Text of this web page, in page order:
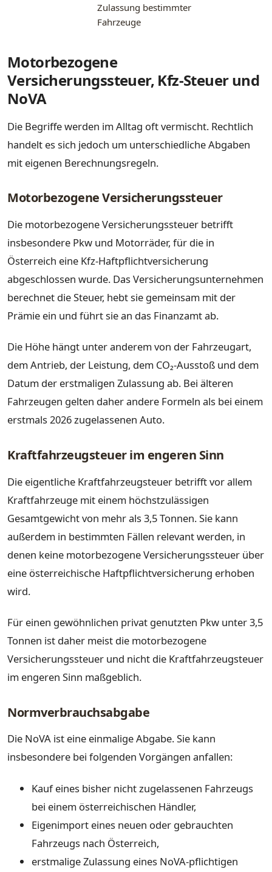
Zulassung bestimmter
Fahrzeuge
Motorbezogene
Versicherungssteuer, Kfz-Steuer und
NoVA
Die Begriffe werden im Alltag oft vermischt. Rechtlich
handelt es sich jedoch um unterschiedliche Abgaben
mit eigenen Berechnungsregeln.
Motorbezogene Versicherungssteuer
Die motorbezogene Versicherungssteuer betrifft
insbesondere Pkw und Motorräder, für die in
Österreich eine Kfz-Haftpflichtversicherung
abgeschlossen wurde. Das Versicherungsunternehmen
berechnet die Steuer, hebt sie gemeinsam mit der
Prämie ein und führt sie an das Finanzamt ab.
Die Höhe hängt unter anderem von der Fahrzeugart,
dem Antrieb, der Leistung, dem CO₂-Ausstoß und dem
Datum der erstmaligen Zulassung ab. Bei älteren
Fahrzeugen gelten daher andere Formeln als bei einem
erstmals 2026 zugelassenen Auto.
Kraftfahrzeugsteuer im engeren Sinn
Die eigentliche Kraftfahrzeugsteuer betrifft vor allem
Kraftfahrzeuge mit einem höchstzulässigen
Gesamtgewicht von mehr als 3,5 Tonnen. Sie kann
außerdem in bestimmten Fällen relevant werden, in
denen keine motorbezogene Versicherungssteuer über
eine österreichische Haftpflichtversicherung erhoben
wird.
Für einen gewöhnlichen privat genutzten Pkw unter 3,5
Tonnen ist daher meist die motorbezogene
Versicherungssteuer und nicht die Kraftfahrzeugsteuer
im engeren Sinn maßgeblich.
Normverbrauchsabgabe
Die NoVA ist eine einmalige Abgabe. Sie kann
insbesondere bei folgenden Vorgängen anfallen:
Kauf eines bisher nicht zugelassenen Fahrzeugs
bei einem österreichischen Händler,
Eigenimport eines neuen oder gebrauchten
Fahrzeugs nach Österreich,
erstmalige Zulassung eines NoVA-pflichtigen